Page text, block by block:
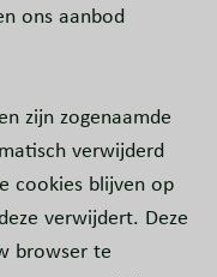
ons aanbod
zijn zogenaamde
verwijderd
cookies blijven op
verwijdert. Deze
browser te